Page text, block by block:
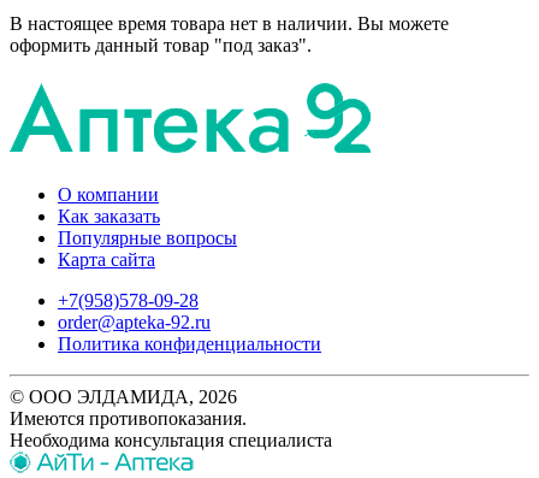
В настоящее время товара нет в наличии. Вы можете
оформить данный товар "под заказ".
О компании
Как заказать
Популярные вопросы
Карта сайта
+7(958)578-09-28
order@apteka-92.ru
Политика конфиденциальности
© ООО ЭЛДАМИДА, 2026
Имеются противопоказания.
Необходима консультация специалиста